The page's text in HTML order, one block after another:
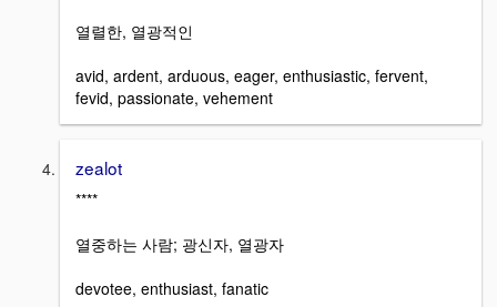
열렬한, 열광적인
avid, ardent, arduous, eager, enthusiastic, fervent,
fevid, passionate, vehement
zealot
****
열중하는 사람; 광신자, 열광자
devotee, enthusiast, fanatic